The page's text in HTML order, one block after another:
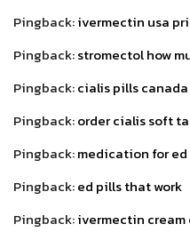
Pingback:ivermectin usa
Pingback:stromectol how
Pingback:cialis pills canada
Pingback:order cialis soft
Pingback:medication for ed
Pingback:ed pills that work
Pingback:ivermectin